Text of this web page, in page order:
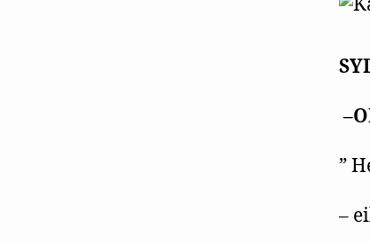
–
”
–